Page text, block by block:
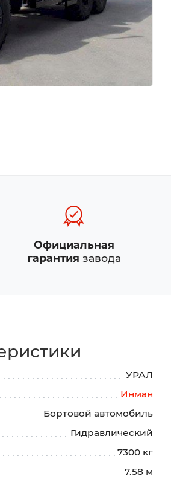
Официальная
гарантия завода
УРАЛ
Инман
Бортовой автомобиль
Гидравлический
7300 кг
7.58 м